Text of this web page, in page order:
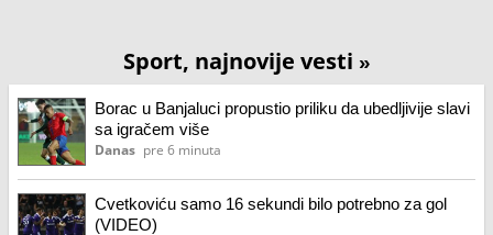
Sport, najnovije vesti »
Borac u Banjaluci propustio priliku da ubedljivije slavi
sa igračem više
Danas pre 6 minuta
Cvetkoviću samo 16 sekundi bilo potrebno za gol
(VIDEO)